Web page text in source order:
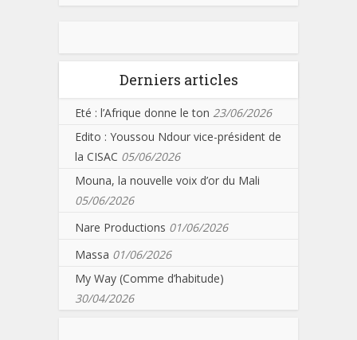
Derniers articles
Eté : l’Afrique donne le ton 23/06/2026
Edito : Youssou Ndour vice-président de
la CISAC 05/06/2026
Mouna, la nouvelle voix d’or du Mali
05/06/2026
Nare Productions 01/06/2026
Massa 01/06/2026
My Way (Comme d’habitude)
30/04/2026